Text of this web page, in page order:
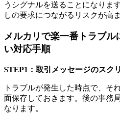
うシグナルを送ることになりま
しの要求につながるリスクが高
メルカリで楽一番トラブル
い対応手順
STEP1：取引メッセージのスク
トラブルが発生した時点で、そ
面保存しておきます。後の事務
なります。